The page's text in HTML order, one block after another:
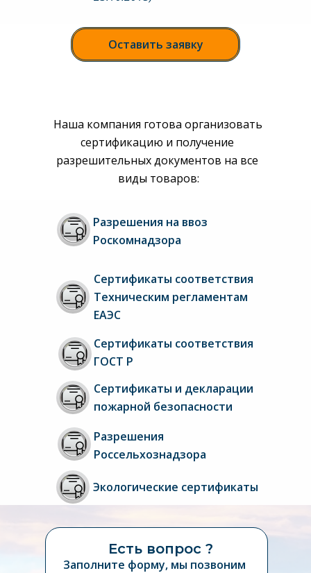
Оставить заявку
Наша компания готова организовать
сертификацию и получение
разрешительных документов на все
виды товаров:
Разрешения на ввоз
Роскомнадзора
Сертификаты соответствия
ГОСТ Р
Сертификаты соответствия
Техническим регламентам
ЕАЭС
Сертификаты и декларации
пожарной безопасности
Экологические сертификаты
Разрешения
Россельхознадзора
Есть вопрос ?
Заполните форму, мы позвоним